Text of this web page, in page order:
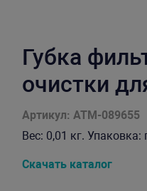
Губка
очистки
Артикул: ATM-089655
Вес: 0,01 кг. Упаковка:
Скачать каталог